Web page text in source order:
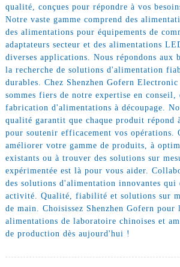
qualité, conçues pour répondre à vos
Notre vaste gamme comprend des
des alimentations pour équipements de
adaptateurs secteur et des alimentations
diverses applications. Nous répondons aux
la recherche de solutions d'alimentation
durables. Chez Shenzhen Gofern
sommes fiers de notre expertise en conseil,
fabrication d'alimentations à découpage.
qualité garantit que chaque produit répond
pour soutenir efficacement vos opérations.
améliorer votre gamme de produits, à
existants ou à trouver des solutions sur
expérimentée est là pour vous aider.
des solutions d'alimentation innovantes
activité. Qualité, fiabilité et solutions sur
de main. Choisissez Shenzhen Gofern pour
alimentations de laboratoire chinoises et
de production dès aujourd'hui !